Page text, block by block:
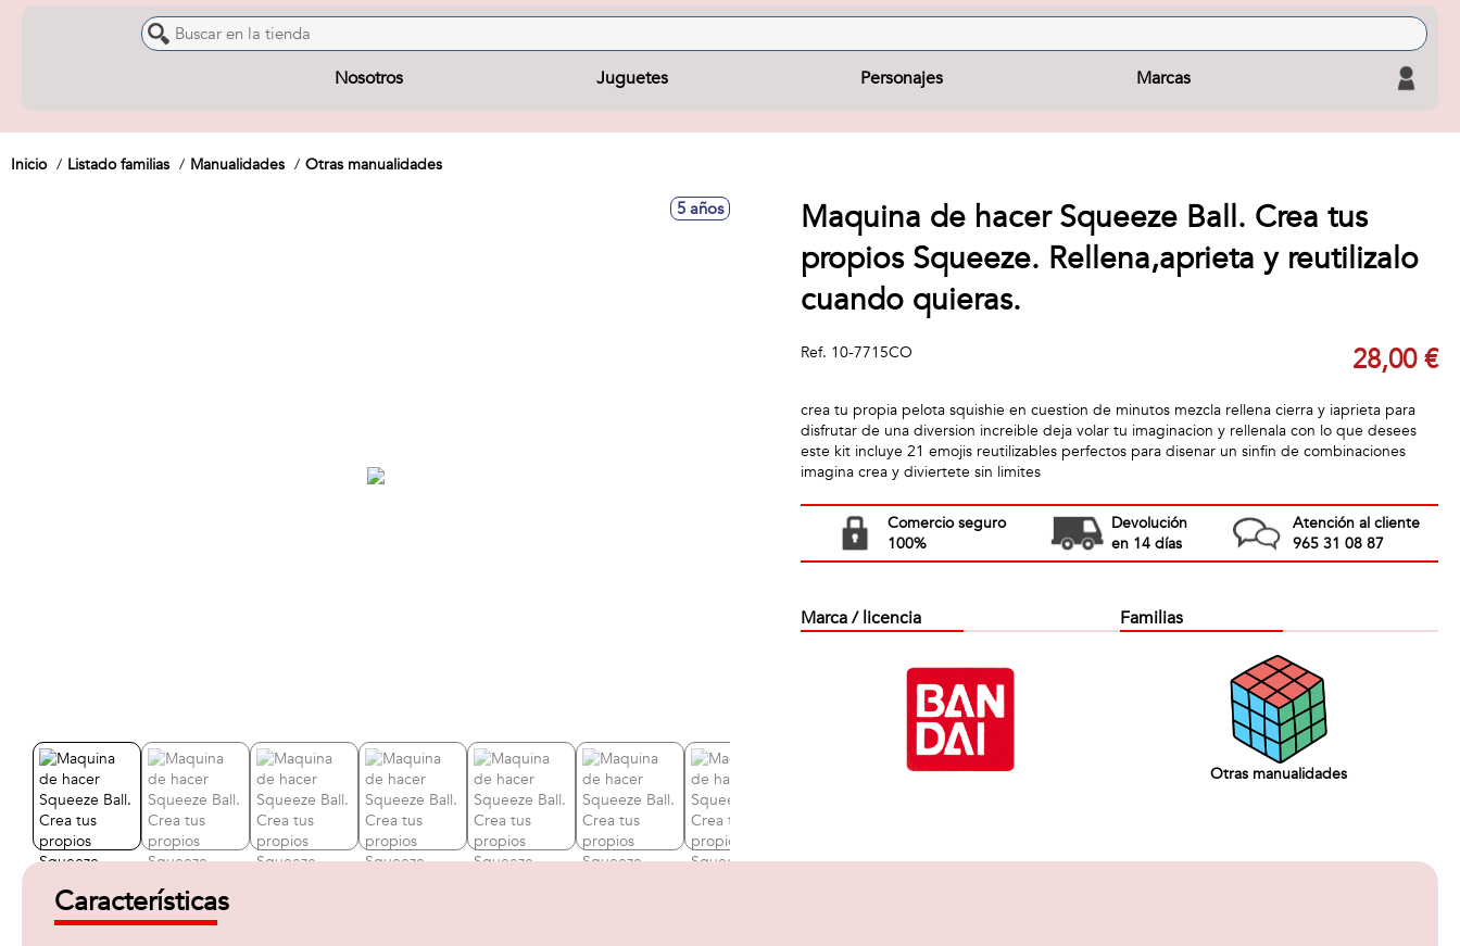
Nosotros Juguetes Personajes Marcas
Inicio Listado familias Manualidades Otras manualidades
5 años
Maquina de hacer Squeeze Ball. Crea tus
propios Squeeze. Rellena,aprieta y reutilizalo
cuando quieras.
Ref. 10-7715CO 28,00 €
crea tu propia pelota squishie en cuestion de minutos mezcla rellena cierra y iaprieta para
disfrutar de una diversion increible deja volar tu imaginacion y rellenala con lo que desees
este kit incluye 21 emojis reutilizables perfectos para disenar un sinfin de combinaciones
imagina crea y diviertete sin limites
Comercio seguro
100%
Devolución
en 14 días
Atención al cliente
965 31 08 87
Marca / licencia Familias
Otras manualidades
Características